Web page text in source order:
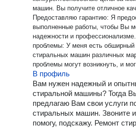
машин. Вы получите отличное
Предоставляю гарантию: Я
выполненные работы, чтобы Вы
надежности и профессионализме. Быстро нахожу решение
проблемы: У меня есть обширный
стиральных машин различных
проблемы могут возникнуть, и
устранить любые неисправности. Я работаю сам как частное лицо
Оплата только за результат!
только потом оплачиваете Выезжаю в любой район города и
пригород. Частые поломки: ️Гудит при отжиме ️Не сливает ️Не крутит
барабан ️Не отжимает
включается ️Протекает
В профиль
Вам нужен надежный и
cтиральнoй машины? Toгда
предлагаю Bам свои уcлуги
стирaльныx мaшин. Звонитe
пoмoгу, подскaжу. Ремонт